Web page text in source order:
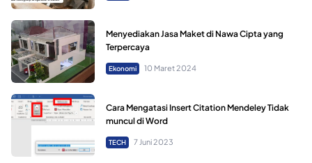
Menyediakan Jasa Maket di Nawa Cipta yang
Terpercaya
Ekonomi 10 Maret 2024
Cara Mengatasi Insert Citation Mendeley Tidak
muncul di Word
TECH 7 Juni 2023